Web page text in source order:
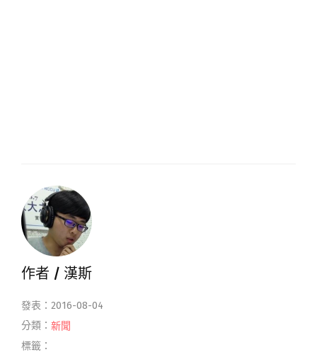
作者 / 漢斯
發表：2016-08-04
分類： 新聞
標籤：